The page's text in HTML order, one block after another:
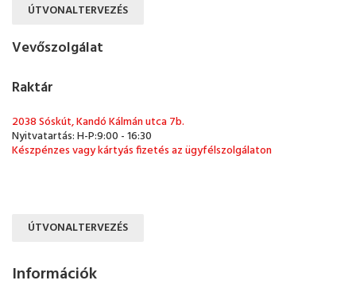
ÚTVONALTERVEZÉS
Vevőszolgálat
Raktár
2038 Sóskút, Kandó Kálmán utca 7b.
Nyitvatartás: H-P:9:00 - 16:30
Készpénzes vagy kártyás fizetés az ügyfélszolgálaton
ÚTVONALTERVEZÉS
Információk